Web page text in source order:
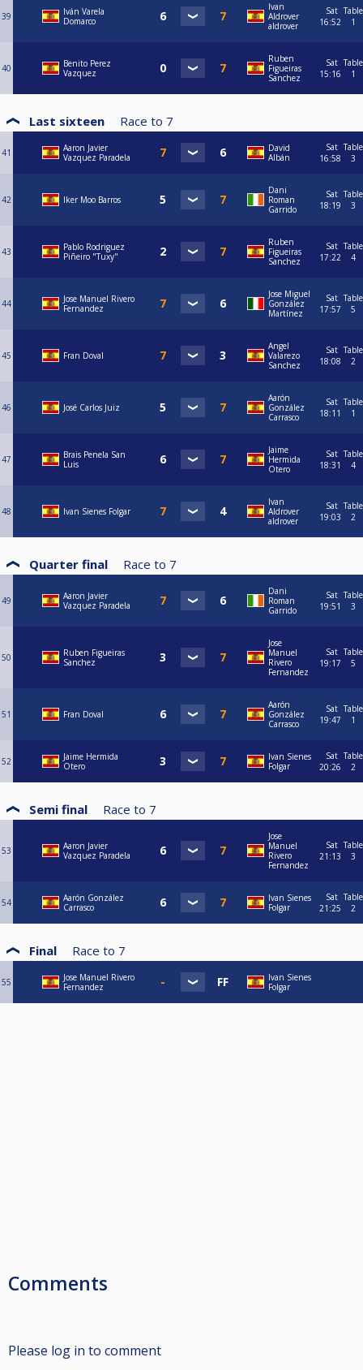
39
Iván Varela
Domarco
Ivan
Aldrover
aldrover
Sat
16:52
Table
1
40
Benito Perez
Vazquez
Ruben
Figueiras
Sanchez
Sat
15:16
Table
1
Last sixteen Race to 7
41
Aaron Javier
Vazquez Paradela
David
Albán
Sat
16:58
Table
3
42 Iker Moo Barros
Dani
Roman
Garrido
Sat
18:19
Table
3
43
Pablo Rodriguez
Piñeiro "Tuxy"
Ruben
Figueiras
Sanchez
Sat
17:22
Table
4
44
Jose Manuel Rivero
Fernandez
Jose Miguel
González
Martínez
Sat
17:57
Table
5
45 Fran Doval
Angel
Valarezo
Sanchez
Sat
18:08
Table
2
46 José Carlos Juiz
Aarón
González
Carrasco
Sat
18:11
Table
1
47
Brais Penela San
Luis
Jaime
Hermida
Otero
Sat
18:31
Table
4
48 Ivan Sienes Folgar
Ivan
Aldrover
aldrover
Sat
19:03
Table
2
Quarter final Race to 7
49
Aaron Javier
Vazquez Paradela
Dani
Roman
Garrido
Sat
19:51
Table
3
50
Ruben Figueiras
Sanchez
Jose
Manuel
Rivero
Fernandez
Sat
19:17
Table
5
51 Fran Doval
Aarón
González
Carrasco
Sat
19:47
Table
1
52
Jaime Hermida
Otero
Ivan Sienes
Folgar
Sat
20:26
Table
2
Semi final Race to 7
53
Aaron Javier
Vazquez Paradela
Jose
Manuel
Rivero
Fernandez
Sat
21:13
Table
3
54
Aarón González
Carrasco
Ivan Sienes
Folgar
Sat
21:25
Table
2
Final Race to 7
55
Jose Manuel Rivero
Fernandez
Ivan Sienes
Folgar
Comments
Please log in to comment